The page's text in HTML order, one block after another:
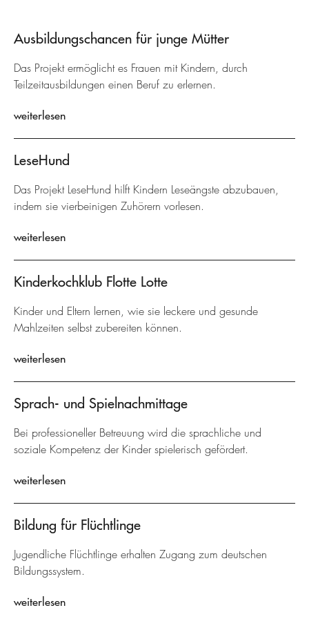
Ausbildungschancen für junge Mütter
Das Projekt ermöglicht es Frauen mit Kindern, durch
Teilzeitausbildungen einen Beruf zu erlernen.
weiterlesen
LeseHund
Das Projekt LeseHund hilft Kindern Leseängste abzubauen,
indem sie vierbeinigen Zuhörern vorlesen.
weiterlesen
Kinderkochklub Flotte Lotte
Kinder und Eltern lernen, wie sie leckere und gesunde
Mahlzeiten selbst zubereiten können.
weiterlesen
Sprach- und Spielnachmittage
Bei professioneller Betreuung wird die sprachliche und
soziale Kompetenz der Kinder spielerisch gefördert.
weiterlesen
Bildung für Flüchtlinge
Jugendliche Flüchtlinge erhalten Zugang zum deutschen
Bildungssystem.
weiterlesen